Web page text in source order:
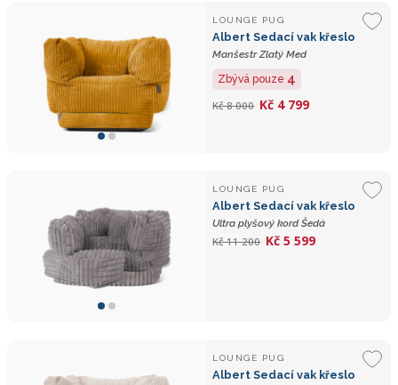
LOUNGE PUG
Albert Sedací vak křeslo
Manšestr Zlatý Med
Zbývá pouze 4
Kč 8 000 Kč 4 799
LOUNGE PUG
Albert Sedací vak křeslo
Ultra plyšový kord Šedá
Kč 11 200 Kč 5 599
LOUNGE PUG
Albert Sedací vak křeslo